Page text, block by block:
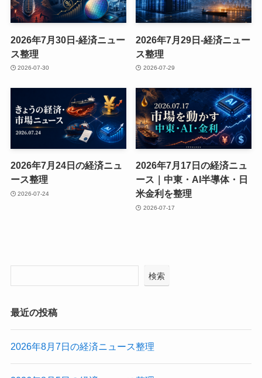
2026年7月30日-経済ニュー
ス整理
2026-07-30
2026年7月29日-経済ニュー
ス整理
2026-07-29
2026年7月24日の経済ニュ
ース整理
2026-07-24
2026年7月17日の経済ニュ
ース｜中東・AI半導体・日
米金利を整理
2026-07-17
検索
最近の投稿
2026年8月7日の経済ニュース整理